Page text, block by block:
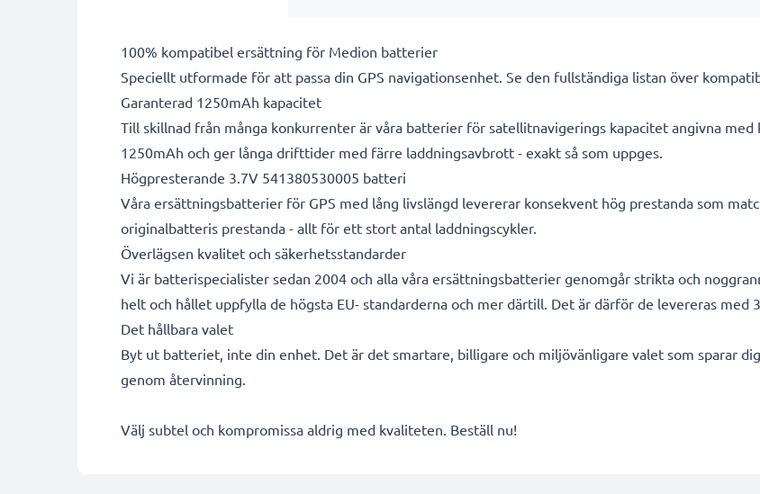
100% kompatibel ersättning för Medion batterier
Speciellt utformade för att passa din GPS navigationsenhet. Se den fullständiga listan över
Garanterad 1250mAh kapacitet
Till skillnad från många konkurrenter är våra batterier för satellitnavigerings kapacitet angivna
1250mAh och ger långa drifttider med färre laddningsavbrott - exakt så som uppges.
Högpresterande 3.7V 541380530005 batteri
Våra ersättningsbatterier för GPS med lång livslängd levererar konsekvent hög prestanda som
originalbatteris prestanda - allt för ett stort antal laddningscykler.
Överlägsen kvalitet och säkerhetsstandarder
Vi är batterispecialister sedan 2004 och alla våra ersättningsbatterier genomgår strikta och
helt och hållet uppfylla de högsta EU- standarderna och mer därtill. Det är därför de levereras med
Det hållbara valet
Byt ut batteriet, inte din enhet. Det är det smartare, billigare och miljövänligare valet som sparar
genom återvinning.
Välj subtel och kompromissa aldrig med kvaliteten. Beställ nu!